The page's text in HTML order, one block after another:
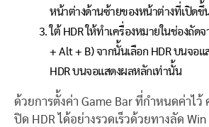
หน้าต่างด้านซ้ายของหน้าต่างที่เปิดขึ้
ใต้ HDR ให้ทำเครื่องหมายในช่องถัด
+ Alt + B) จากนั้นเลือก HDR บนจอ
HDR บนจอแสดงผลหลักเท่านั้น
ด้วยการตั้งค่า Game Bar ที่กำหนดค่าไว้
ปิด HDR ได้อย่างรวดเร็วด้วยทางลัด